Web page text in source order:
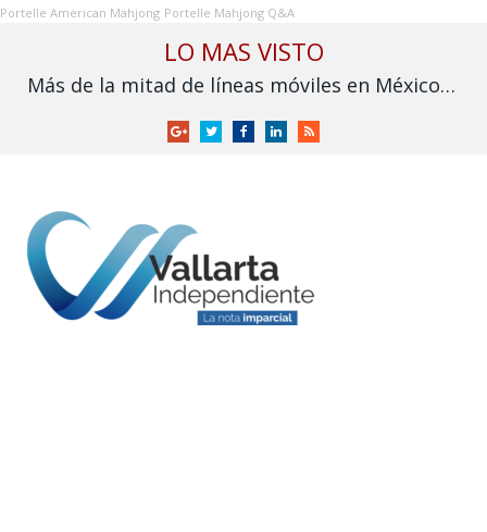
Portelle American Mahjong Portelle Mahjong Q&A
LO MAS VISTO
Más de la mitad de líneas móviles en México aún no se vinculan a la CURP
GoogleTwitterFacebookLinkedInRSS